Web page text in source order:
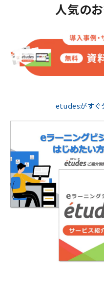
人気の
etudesがすぐ